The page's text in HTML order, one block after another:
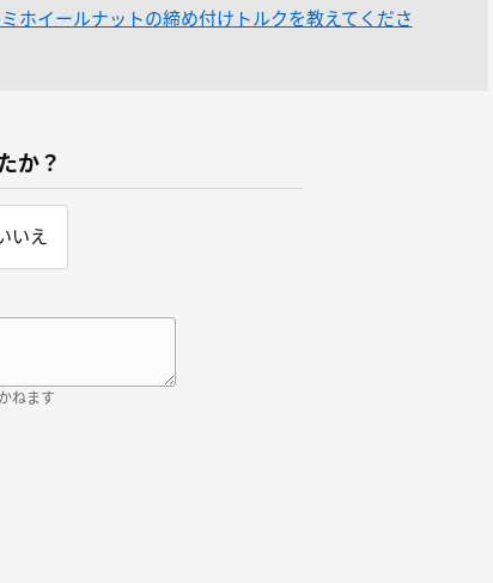
ホイールナットの締め付けトルクを教えてくださ
か？
いえ
ねます